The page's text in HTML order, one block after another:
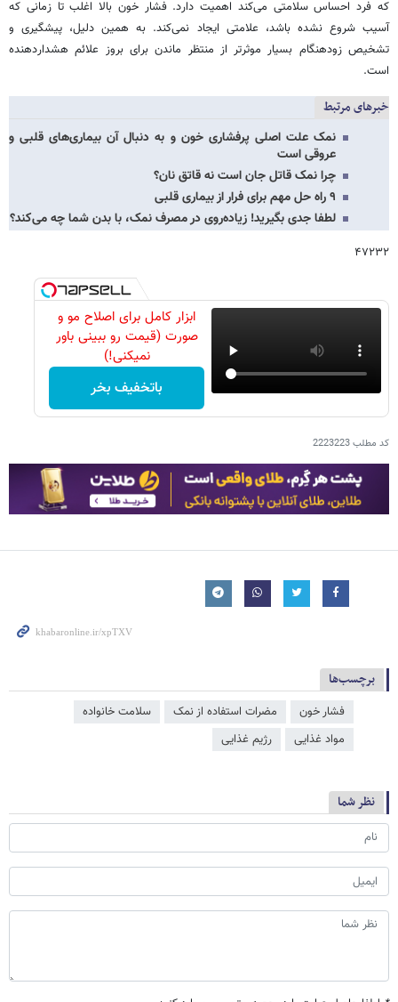
که فرد احساس سلامتی می‌کند اهمیت دارد. فشار خون بالا اغلب تا زمانی که
آسیب شروع نشده باشد، علامتی ایجاد نمی‌کند. به همین دلیل، پیشگیری و
تشخیص زودهنگام بسیار موثرتر از منتظر ماندن برای بروز علائم هشداردهنده
است.
خبرهای مرتبط
نمک علت اصلی پرفشاری خون و به دنبال آن بیماری‌های قلبی و
عروقی است
چرا نمک قاتل جان است نه قاتق نان؟
۹ راه حل مهم برای فرار از بیماری قلبی
لطفا جدی بگیرید! زیاده‌روی در مصرف نمک، با بدن شما چه می‌کند؟
۴۷۲۳۲
ابزار کامل برای اصلاح مو و
صورت (قیمت رو ببینی باور
نمیکنی!)
باتخفیف بخر
کد مطلب2223223
برچسب‌ها
فشار خون مضرات استفاده از نمک
سلامت خانواده
مواد غذایی
رژیم غذایی
نظر شما